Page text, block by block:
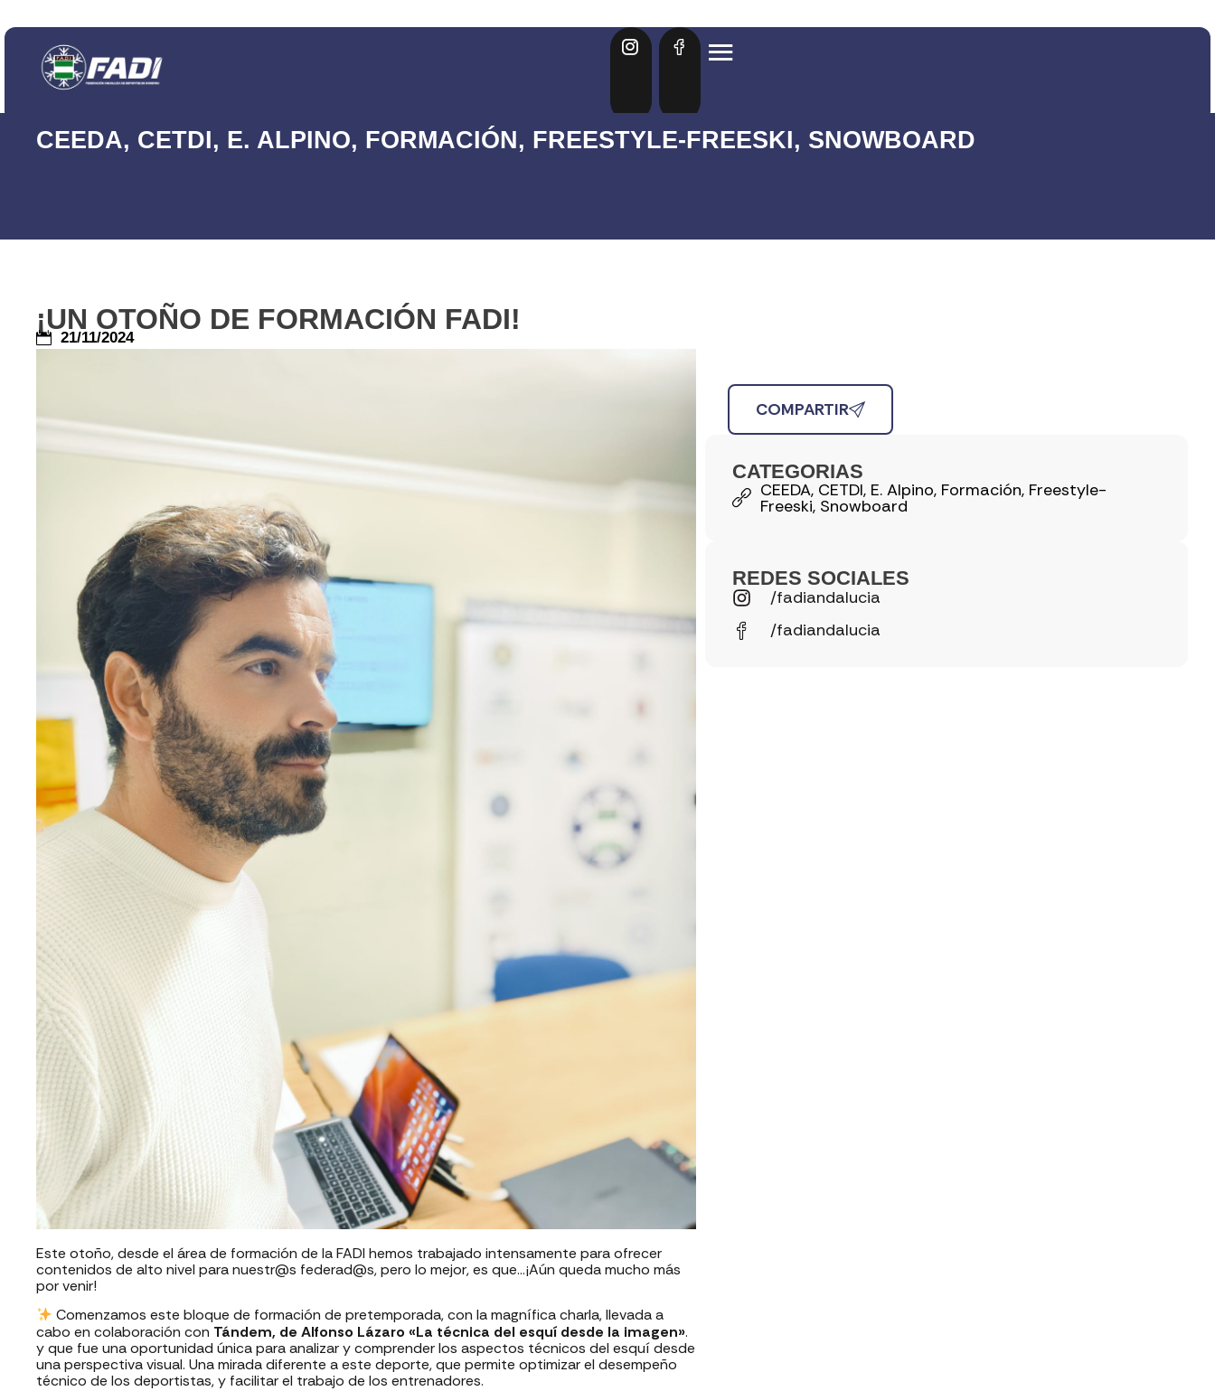
CEEDA, CETDI, E. ALPINO, FORMACIÓN, FREESTYLE-FREESKI, SNOWBOARD
¡UN OTOÑO DE FORMACIÓN FADI!
21/11/2024
Este otoño, desde el área de formación de la FADI hemos trabajado intensamente para ofrecer
contenidos de alto nivel para nuestr@s federad@s, pero lo mejor, es que…¡Aún queda mucho más
por venir!
Comenzamos este bloque de formación de pretemporada, con la magnífica charla, llevada a
cabo en colaboración con Tándem, de Alfonso Lázaro «La técnica del esquí desde la imagen».
y que fue una oportunidad única para analizar y comprender los aspectos técnicos del esquí desde
una perspectiva visual. Una mirada diferente a este deporte, que permite optimizar el desempeño
técnico de los deportistas, y facilitar el trabajo de los entrenadores.
COMPARTIR
CATEGORIAS
CEEDA, CETDI, E. Alpino, Formación, Freestyle-
Freeski, Snowboard
REDES SOCIALES
/fadiandalucia
/fadiandalucia